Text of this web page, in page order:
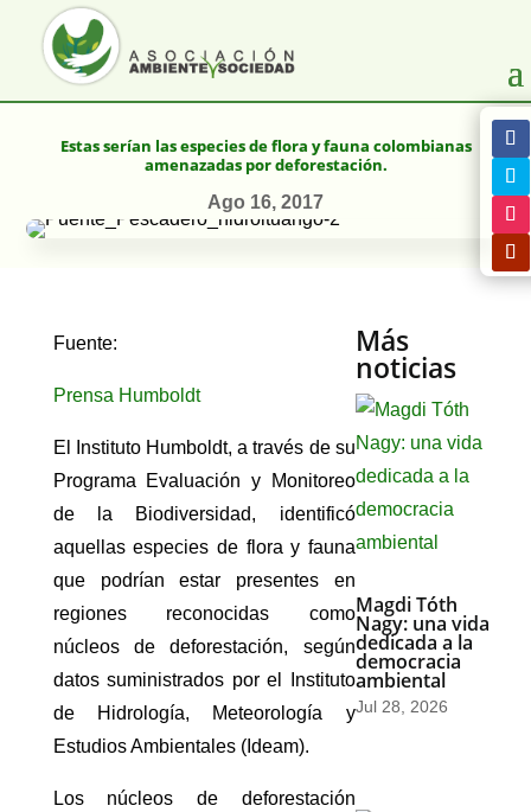
Estas serían las especies de flora y fauna colombianas
amenazadas por deforestación.
Ago 16, 2017
Fuente:
Prensa Humboldt
El Instituto Humboldt, a través de su
Programa Evaluación y Monitoreo
de la Biodiversidad, identificó
aquellas especies de flora y fauna
que podrían estar presentes en
regiones reconocidas como
núcleos de deforestación, según
datos suministrados por el Instituto
de Hidrología, Meteorología y
Estudios Ambientales (Ideam).
Los núcleos de deforestación
Más
noticias
Magdi Tóth
Nagy: una vida
dedicada a la
democracia
ambiental
Jul 28, 2026